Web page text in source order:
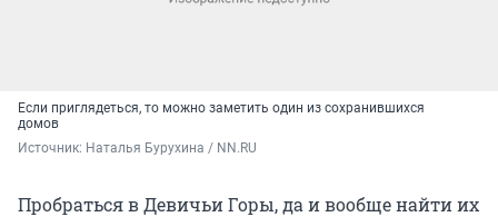
Если приглядеться, то можно заметить один из сохранившихся
домов
Источник: Наталья Бурухина / NN.RU
Пробраться в Девичьи Горы, да и вообще найти их